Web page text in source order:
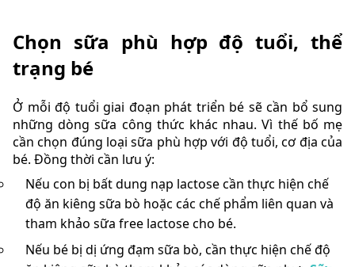
Chọn sữa phù hợp độ tuổi, thể
trạng bé
Ở mỗi độ tuổi giai đoạn phát triển bé sẽ cần bổ sung
những dòng sữa công thức khác nhau. Vì thế bố mẹ
cần chọn đúng loại sữa phù hợp với độ tuổi, cơ địa của
bé. Đồng thời cần lưu ý:
Nếu con bị bất dung nạp lactose cần thực hiện chế
độ ăn kiêng sữa bò hoặc các chế phẩm liên quan và
tham khảo sữa free lactose cho bé.
Nếu bé bị dị ứng đạm sữa bò, cần thực hiện chế độ